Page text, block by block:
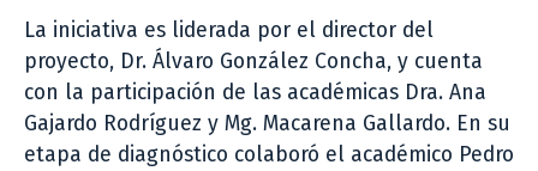
La iniciativa es liderada por el director del
proyecto, Dr. Álvaro González Concha, y cuenta
con la participación de las académicas Dra. Ana
Gajardo Rodríguez y Mg. Macarena Gallardo. En su
etapa de diagnóstico colaboró el académico Pedro